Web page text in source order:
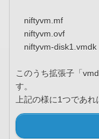
niftyvm.mf
niftyvm.ovf
niftyvm-disk1.vmdk
このうち拡張子「
す。
上記の様に1つであれ